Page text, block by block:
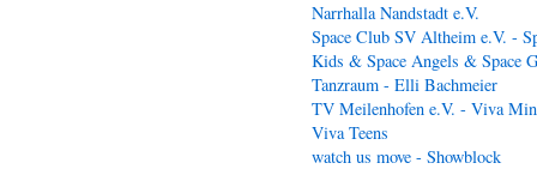
Narrhalla Nandstadt e.V.
Space Club SV Altheim e.V. -
Kids & Space Angels & Space
Tanzraum - Elli Bachmeier
TV Meilenhofen e.V. - Viva
Viva Teens
watch us move - Showblock